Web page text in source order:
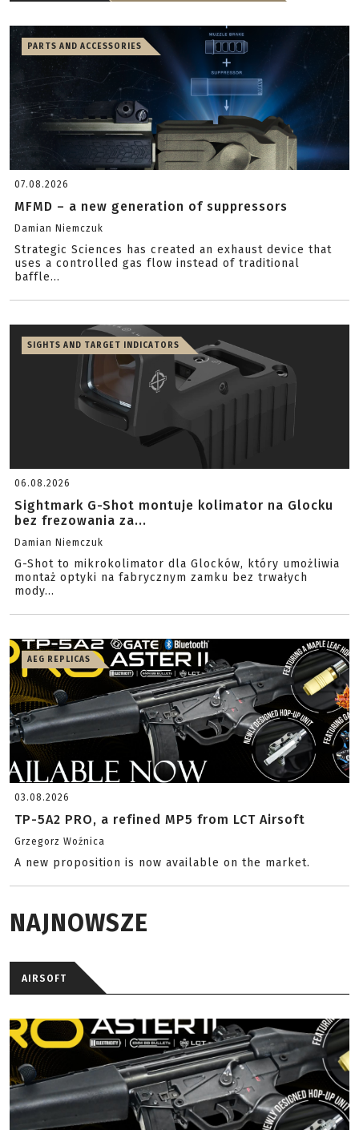
PARTS AND ACCESSORIES
07.08.2026
MFMD – a new generation of suppressors
Damian Niemczuk
Strategic Sciences has created an exhaust device that
uses a controlled gas flow instead of traditional
baffle...
SIGHTS AND TARGET INDICATORS
06.08.2026
Sightmark G-Shot montuje kolimator na Glocku
bez frezowania za...
Damian Niemczuk
G-Shot to mikrokolimator dla Glocków, który umożliwia
montaż optyki na fabrycznym zamku bez trwałych
mody...
AEG REPLICAS
03.08.2026
TP-5A2 PRO, a refined MP5 from LCT Airsoft
Grzegorz Woźnica
A new proposition is now available on the market.
NAJNOWSZE
AIRSOFT